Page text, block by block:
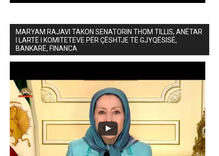
MARYAM RAJAVI TAKON SENATORIN THOM TILLIS, ANËTAR
I LARTË I KOMITETEVE PËR ÇËSHTJE TË GJYQËSISË,
BANKARË, FINANCA